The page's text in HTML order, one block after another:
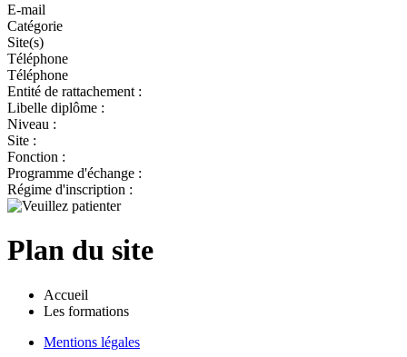
E-mail
Catégorie
Site(s)
Téléphone
Téléphone
Entité de rattachement :
Libelle diplôme :
Niveau :
Site :
Fonction :
Programme d'échange :
Régime d'inscription :
Plan du site
Accueil
Les formations
Mentions légales